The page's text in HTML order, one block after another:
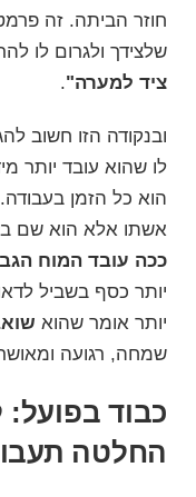
חוזר הביתה. זה
שלצידך ולגרום לו
ציד למערה".
ובנקודה הזו חשוב
לו שהוא עובד יותר
הוא כל הזמן
אשתו אלא הוא שם
ככה עובד המוח
יותר כסף בשביל
יותר אומר שהוא
שמחה, רגועה
כבוד
החלטה